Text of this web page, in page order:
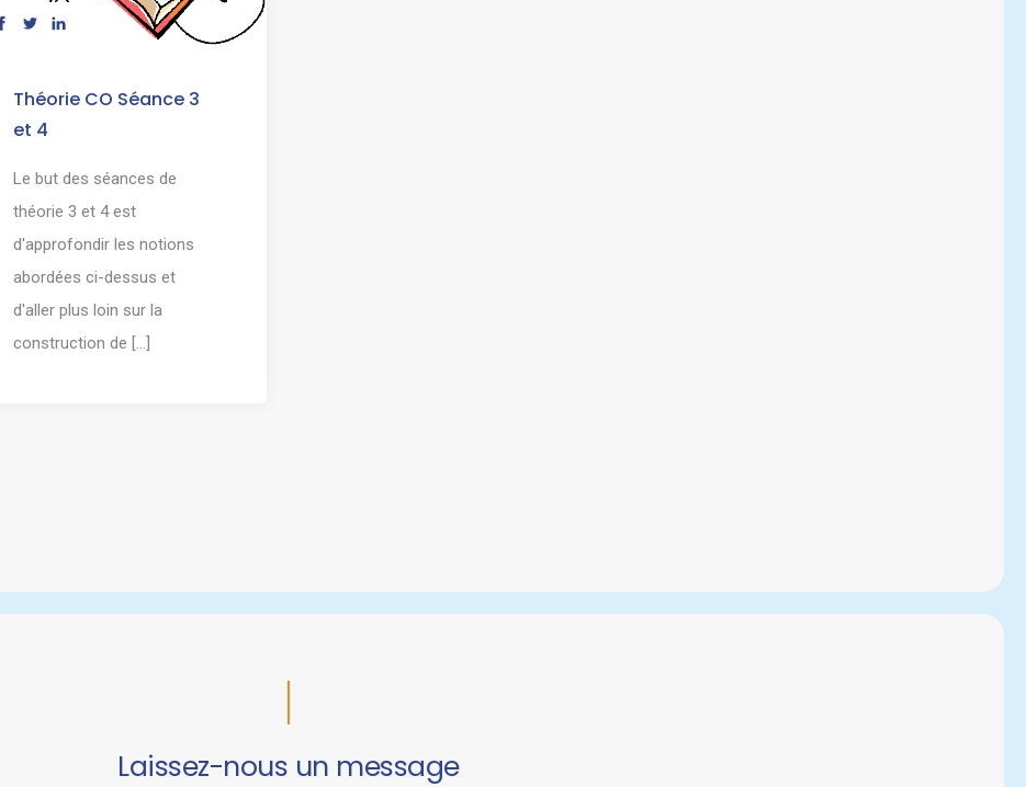
Théorie CO Séance 3
et 4
Le but des séances de
théorie 3 et 4 est
d'approfondir les notions
abordées ci-dessus et
d'aller plus loin sur la
construction de [...]
Laissez-nous un message